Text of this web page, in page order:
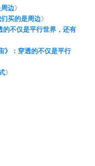
边》
买的是周边》
的不仅是平行世界，还有
》：穿透的不仅是平行
》